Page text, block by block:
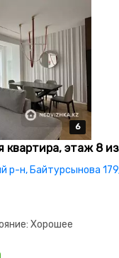
6
6
6
6
6
квартира, этаж 8 из
р-н, Байтурсынова
Хорошее